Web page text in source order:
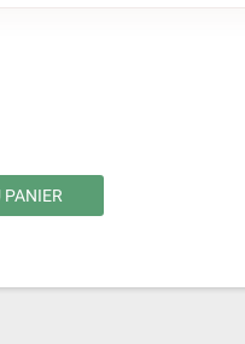
PANIER